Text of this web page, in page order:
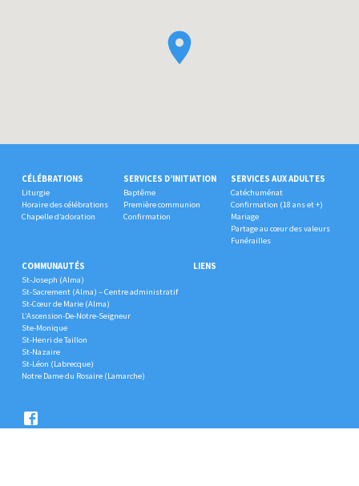
CÉLÉBRATIONS
Liturgie
Horaire des célébrations
Chapelle d’adoration
SERVICES D’INITIATION
Baptême
Première communion
Confirmation
SERVICES AUX ADULTES
Catéchuménat
Confirmation (18 ans et +)
Mariage
Partage au cœur des valeurs
Funérailles
COMMUNAUTÉS
St-Joseph (Alma)
St-Sacrement (Alma) – Centre administratif
St-Cœur de Marie (Alma)
L’Ascension-De-Notre-Seigneur
Ste-Monique
St-Henri de Taillon
St-Nazaire
St-Léon (Labrecque)
Notre Dame du Rosaire (Lamarche)
LIENS